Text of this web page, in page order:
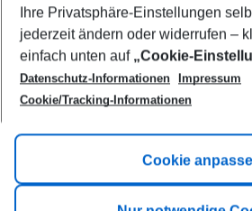
Footer
Footer navigation
Title A
Link A
Ihre Privatsphäre-Einstellungen
jederzeit ändern oder widerrufen –
einfach unten auf „Cookie-
Datenschutz-Informationen
Impressum
Cookie/Tracking-Informationen
Cookie